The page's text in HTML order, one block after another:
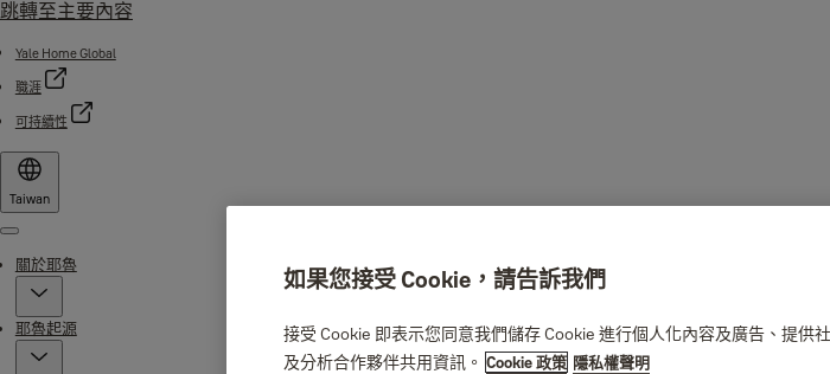
跳轉至主要內容
Yale Home Global
職涯
可持續性
Taiwan
Menu
關於耶魯
耶魯起源
如果您接受 Cookie，請告訴我們
接受 Cookie 即表示您同意我們儲存 Cookie 進行個人化內容及廣告、提
及分析合作夥伴共用資訊。 Cookie 政策 隱私權聲明